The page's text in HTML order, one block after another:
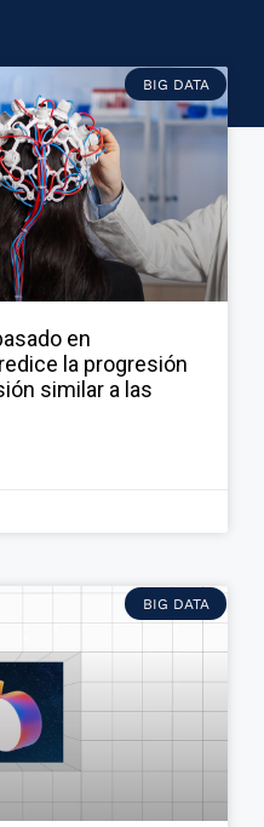
BIG DATA
en
la progresión
similar a las
BIG DATA